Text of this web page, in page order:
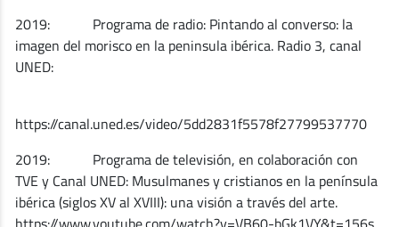
2019: Programa de radio: Pintando al converso: la
imagen del morisco en la peninsula ibérica. Radio 3, canal
UNED:
https://canal.uned.es/video/5dd2831f5578f27799537770
2019: Programa de televisión, en colaboración con
TVE y Canal UNED: Musulmanes y cristianos en la península
ibérica (siglos XV al XVIII): una visión a través del arte.